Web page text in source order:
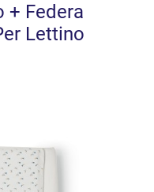
+ Federa
Lettino